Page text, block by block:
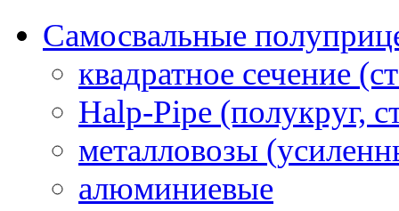
Самосвальные
квадратное сечение
Halp-Pipe (полукруг,
металловозы
алюминиевые